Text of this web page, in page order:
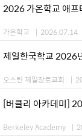
2026 가온학교 애프
가온학교 | 2026.07.14
제일한국학교 2026
오스틴 제일장로교회 |
[버클리 아카데미]
Berkeley Academy |